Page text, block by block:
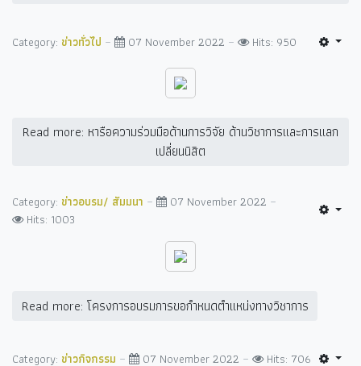
Category: ข่าวทั่วไป 07 November 2022 Hits: 950
Read more: หารือความร่วมมือด้านการวิจัย ด้านวิชาการและการแลก
เปลี่ยนนิสิต
Category: ข่าวอบรม/ สัมมนา
07 November 2022
Hits: 1003
Read more: โครงการอบรมการขอกำหนดตำแหน่งทางวิชาการ
Category: ข่าวกิจกรรม 07 November 2022 Hits: 706